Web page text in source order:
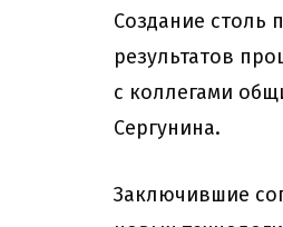
Создание столь
результатов
с коллегами
Сергунина.
Заключившие